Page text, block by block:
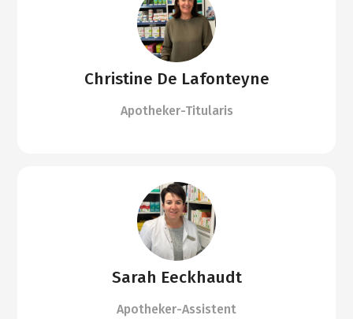
Christine De Lafonteyne
Apotheker-Titularis
Sarah Eeckhaudt
Apotheker-Assistent